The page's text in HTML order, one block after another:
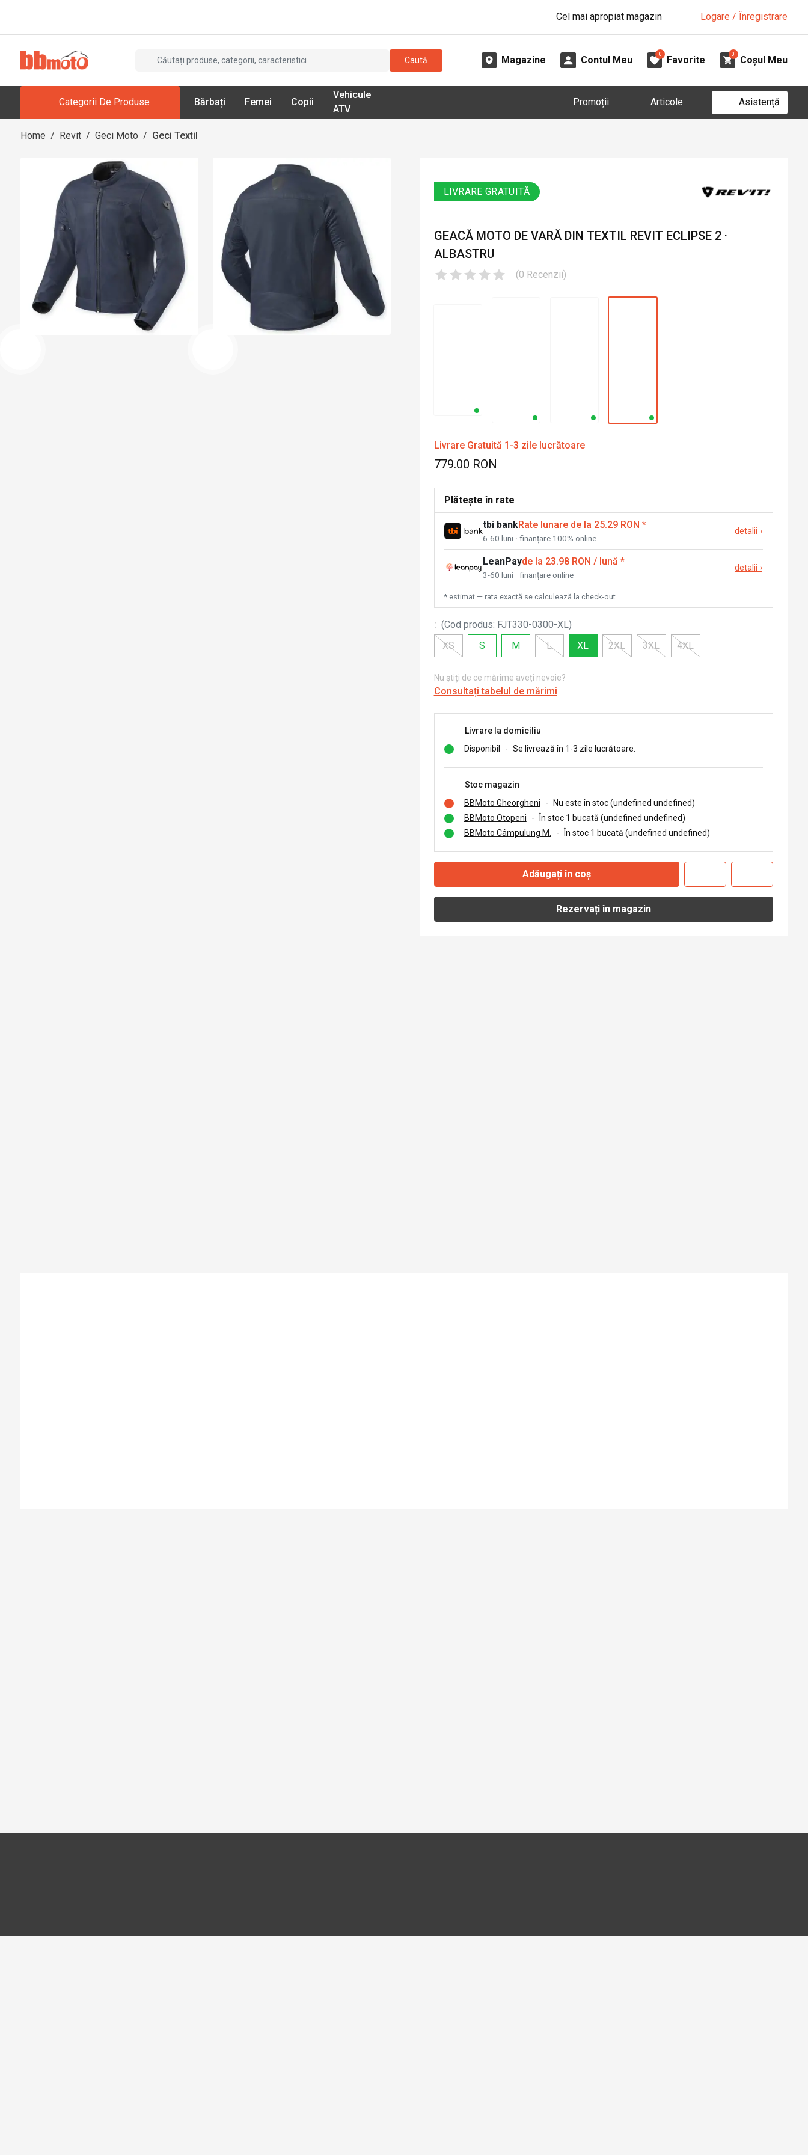
Cel mai apropiat magazin Logare / Înregistrare
Caută Magazine Contul Meu
0
Favorite
0
Coșul Meu
Categorii De Produse Bărbați Femei Copii
Vehicule
ATV
Promoții Articole Asistență
Home / Revit / Geci Moto / Geci Textil
LIVRARE GRATUITĂ
GEACĂ MOTO DE VARĂ DIN TEXTIL REVIT ECLIPSE 2 ·
ALBASTRU
(0 Recenzii)
Livrare Gratuită 1-3 zile lucrătoare
779.00 RON
Plătește în rate
tbi bankRate lunare de la 25.29 RON *
6-60 luni · finanțare 100% online
detalii ›
LeanPayde la 23.98 RON / lună *
3-60 luni · finanțare online
detalii ›
* estimat — rata exactă se calculează la check-out
: (Cod produs: FJT330-0300-XL)
XS
S M L XL 2XL 3XL 4XL
Nu știți de ce mărime aveți nevoie?
Consultați tabelul de mărimi
Livrare la domiciliu
Disponibil
- Se livrează în 1-3 zile lucrătoare.
Stoc magazin
BBMoto Gheorgheni
-
Nu este în stoc (undefined undefined)
BBMoto Otopeni
-
În stoc 1 bucată (undefined undefined)
BBMoto Câmpulung M.
- În stoc 1 bucată (undefined undefined)
Adăugați în coș
Rezervați în magazin